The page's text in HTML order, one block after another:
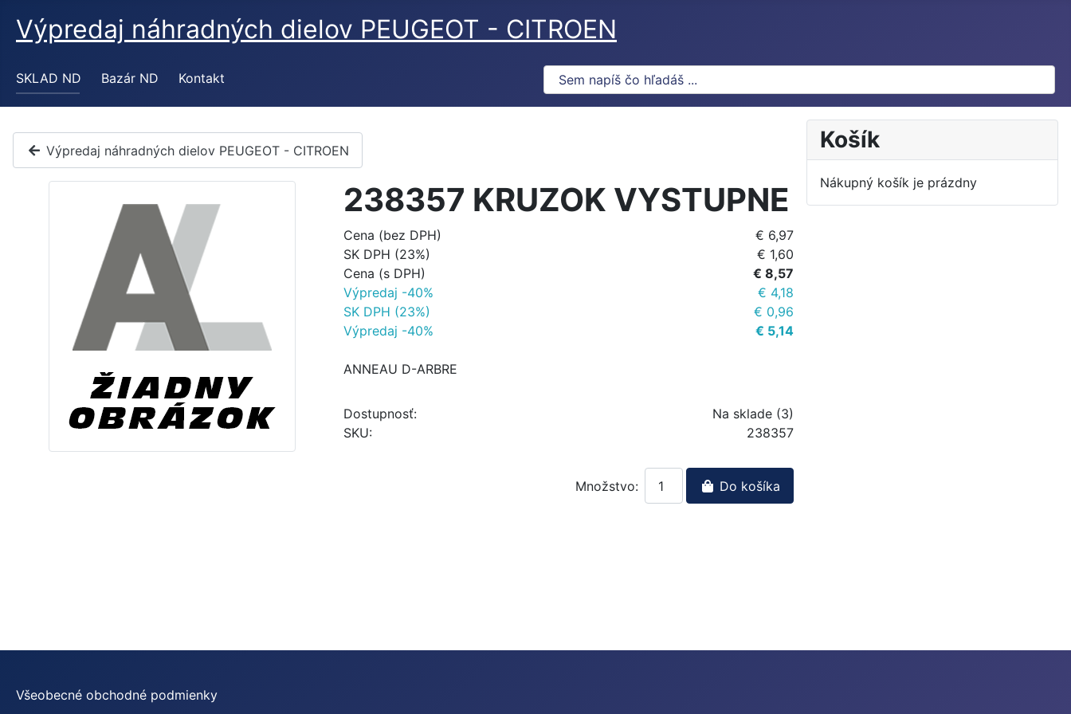
Výpredaj náhradných dielov PEUGEOT - CITROEN
SKLAD ND Bazár ND Kontakt
Výpredaj náhradných dielov PEUGEOT - CITROEN
238357 KRUZOK VYSTUPNE
Cena (bez DPH)
€ 6,97
SK DPH (23%)
€ 1,60
Cena (s DPH)
€ 8,57
Výpredaj -40%
€ 4,18
SK DPH (23%)
€ 0,96
Výpredaj -40%
€ 5,14
ANNEAU D-ARBRE
Dostupnosť:
Na sklade (3)
SKU:
238357
Množstvo: Do košíka
Košík
Nákupný košík je prázdny
Všeobecné obchodné podmienky